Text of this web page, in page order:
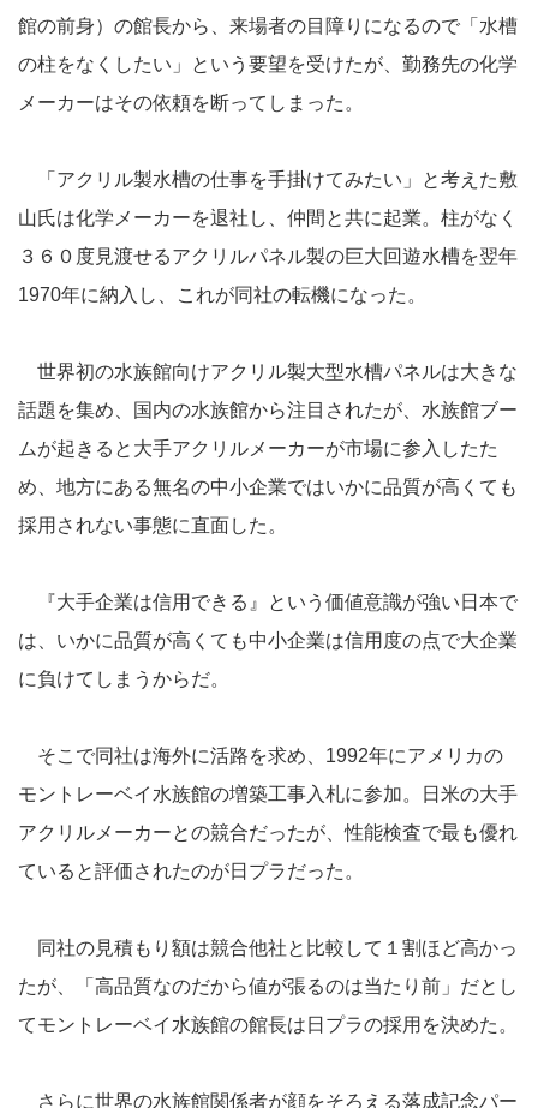
館の前身）の館長から、来場者の目障りになるので「水槽
の柱をなくしたい」という要望を受けたが、勤務先の化学
メーカーはその依頼を断ってしまった。
「アクリル製水槽の仕事を手掛けてみたい」と考えた敷
山氏は化学メーカーを退社し、仲間と共に起業。柱がなく
３６０度見渡せるアクリルパネル製の巨大回遊水槽を翌年
1970年に納入し、これが同社の転機になった。
世界初の水族館向けアクリル製大型水槽パネルは大きな
話題を集め、国内の水族館から注目されたが、水族館ブー
ムが起きると大手アクリルメーカーが市場に参入したた
め、地方にある無名の中小企業ではいかに品質が高くても
採用されない事態に直面した。
『大手企業は信用できる』という価値意識が強い日本で
は、いかに品質が高くても中小企業は信用度の点で大企業
に負けてしまうからだ。
そこで同社は海外に活路を求め、1992年にアメリカの
モントレーベイ水族館の増築工事入札に参加。日米の大手
アクリルメーカーとの競合だったが、性能検査で最も優れ
ていると評価されたのが日プラだった。
同社の見積もり額は競合他社と比較して１割ほど高かっ
たが、「高品質なのだから値が張るのは当たり前」だとし
てモントレーベイ水族館の館長は日プラの採用を決めた。
さらに世界の水族館関係者が顔をそろえる落成記念パー